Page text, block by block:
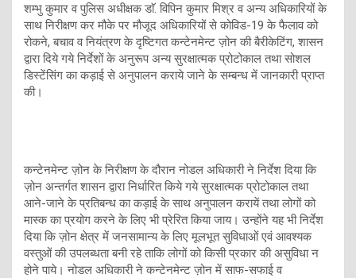
शम्भु कुमार व पुलिस अधीक्षक डाॅ. विपिन कुमार मिश्र व अन्य अधिकारियों के
साथ निरीक्षण कर मौके पर मौजूद अधिकारियों से कोविड-19 के फैलाव को
रोकने, बचाव व नियंत्रण के दृष्टिगत कन्टेनमेन्ट ज़ोन की बैरीकेटिंग, शासन
द्वारा दिये गये निर्देशों के अनुरूप अन्य सुरक्षात्मक प्रोटोकाल तथा सोशल
डिस्टेंसिंग का कड़ाई से अनुपालन कराये जाने के सम्बन्ध में जानकारी प्राप्त
की।
कन्टेनमेन्ट ज़ोन के निरीक्षण के दौरान नोडल अधिकारी ने निर्देश दिया कि
ज़ोन अन्तर्गत शासन द्वारा निर्धारित किये गये सुरक्षात्मक प्रोटोकाल तथा
आने-जाने के प्रतिबन्ध का कड़ाई के साथ अनुपालन करायें तथा लोगों को
मास्क का प्रयोग करने के लिए भी प्रेरित किया जाय। उन्होंने यह भी निर्देश
दिया कि ज़ोन क्षेत्र में जनसामान्य के लिए मूलभूत सुविधाओं एवं आवश्यक
वस्तुओं की उपलब्धता बनी रहे ताकि लोगों को किसी प्रकार की असुविधा न
होने पाये। नोडल अधिकारी ने कन्टेनमेन्ट ज़ोन में साफ-सफाई व